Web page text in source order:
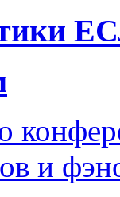
и